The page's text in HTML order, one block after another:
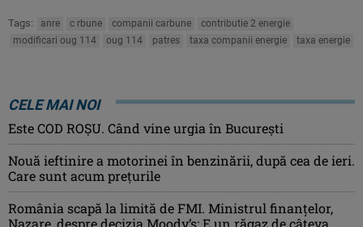
Tags: anre c rbune companii carbune
contributie 2 energie
modificari oug 114
oug 114 patres taxa companii energie taxa energie
CELE MAI NOI
Este COD ROŞU. Când vine urgia în Bucureşti
Nouă ieftinire a motorinei în benzinării, după cea de ieri.
Care sunt acum prețurile
România scapă la limită de FMI. Ministrul finanțelor,
Nazare, despre decizia Moody’s: E un răgaz de câteva